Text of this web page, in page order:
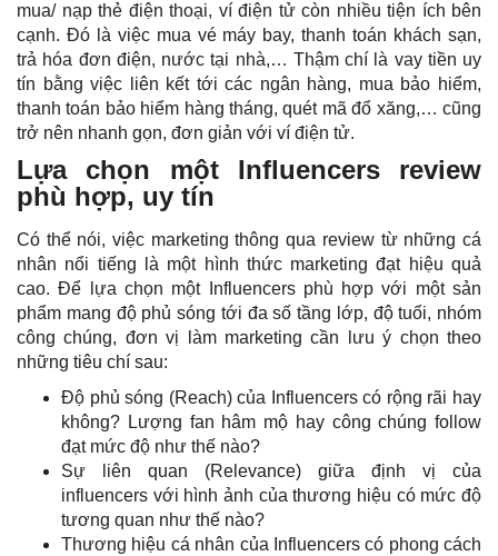
mua/ nạp thẻ điện thoại, ví điện tử còn nhiều tiện ích bên
cạnh. Đó là việc mua vé máy bay, thanh toán khách sạn,
trả hóa đơn điện, nước tại nhà,… Thậm chí là vay tiền uy
tín bằng việc liên kết tới các ngân hàng, mua bảo hiểm,
thanh toán bảo hiểm hàng tháng, quét mã đổ xăng,… cũng
trở nên nhanh gọn, đơn giản với ví điện tử.
Lựa chọn một Influencers review
phù hợp, uy tín
Có thể nói, việc marketing thông qua review từ những cá
nhân nổi tiếng là một hình thức marketing đạt hiệu quả
cao. Để lựa chọn một
Influencersphù hợp với một sản
phẩm mang độ phủ sóng tới đa số tầng lớp, độ tuổi, nhóm
công chúng, đơn vị làm marketing cần lưu ý chọn theo
những tiêu chí sau:
Độ phủ sóng (Reach) của Influencers có rộng rãi hay
không? Lượng fan hâm mộ hay công chúng follow
đạt mức độ như thế nào?
Sự liên quan (Relevance) giữa định vị của
influencers với hình ảnh của thương hiệu có mức độ
tương quan như thế nào?
Thương hiệu cá nhân của Influencers có phong cách